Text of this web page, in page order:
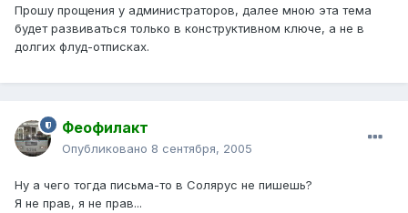
Прошу прощения у администраторов, далее мною эта тема
будет развиваться только в конструктивном ключе, а не в
долгих флуд-отписках.
Феофилакт
Опубликовано 8 сентября, 2005
Ну а чего тогда письма-то в Солярус не пишешь?
Я не прав, я не прав...